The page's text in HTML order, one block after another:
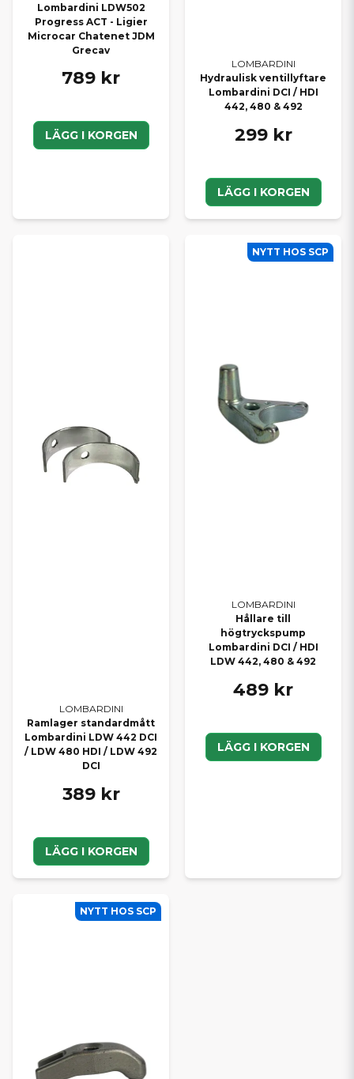
Lombardini LDW502
Progress ACT - Ligier
Microcar Chatenet JDM
Grecav
789 kr
LÄGG I KORGEN
LOMBARDINI
Hydraulisk ventillyftare
Lombardini DCI / HDI
442, 480 & 492
299 kr
LÄGG I KORGEN
LOMBARDINI
Ramlager standardmått
Lombardini LDW 442 DCI
/ LDW 480 HDI / LDW 492
DCI
389 kr
LÄGG I KORGEN
LOMBARDINI
Hållare till
högtryckspump
Lombardini DCI / HDI
LDW 442, 480 & 492
489 kr
LÄGG I KORGEN
NYTT HOS SCP
NYTT HOS SCP